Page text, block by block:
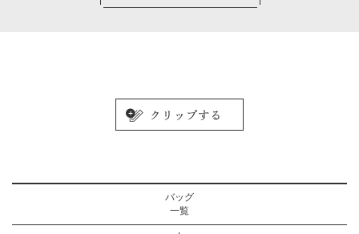
バッグ
一覧